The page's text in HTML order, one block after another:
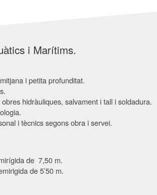
i Marítims.
i petita profunditat.
hidràuliques, salvament i tall i soldadura.
i tècnics segons obra i servei.
de 7,50 m.
de 5’50 m.